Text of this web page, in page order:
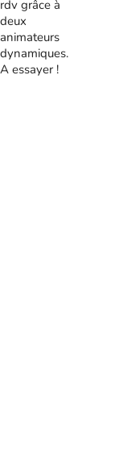
rdv grâce à
deux
animateurs
dynamiques.
A essayer !